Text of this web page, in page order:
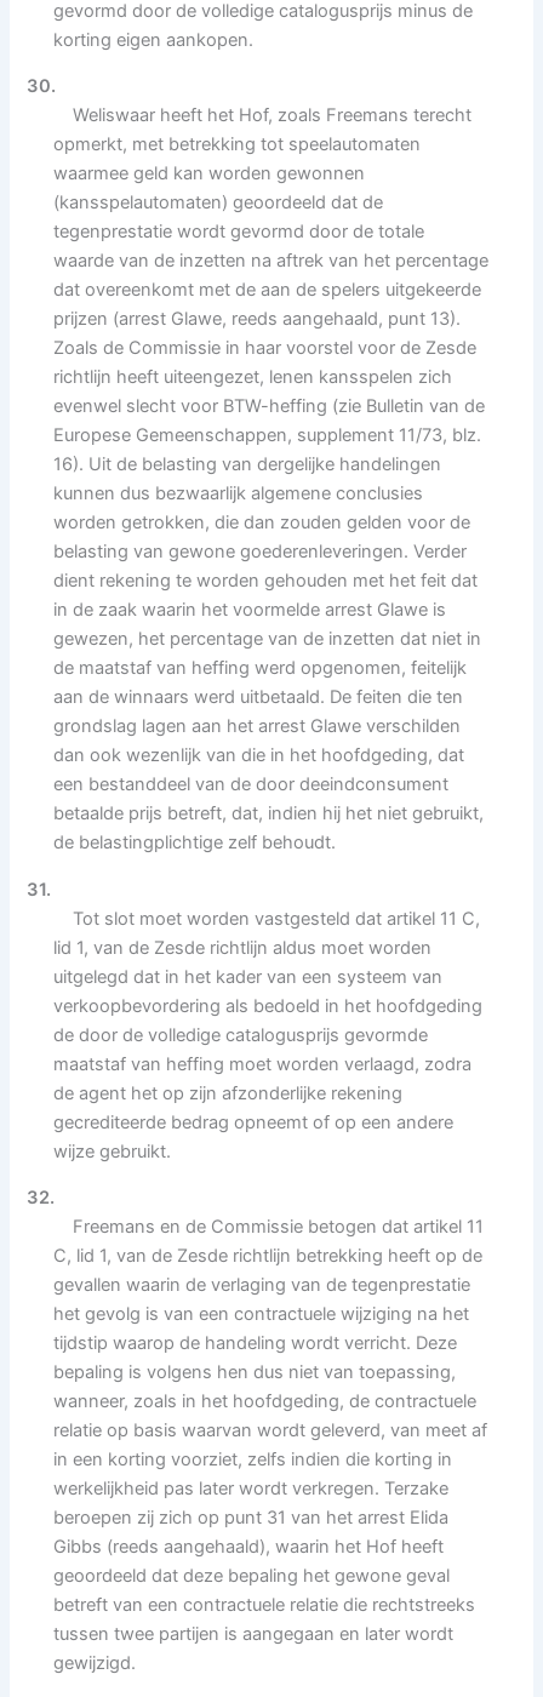
gevormd door de volledige catalogusprijs minus de
korting eigen aankopen.
30.
Weliswaar heeft het Hof, zoals Freemans terecht
opmerkt, met betrekking tot speelautomaten
waarmee geld kan worden gewonnen
(kansspelautomaten) geoordeeld dat de
tegenprestatie wordt gevormd door de totale
waarde van de inzetten na aftrek van het percentage
dat overeenkomt met de aan de spelers uitgekeerde
prijzen (arrest Glawe, reeds aangehaald, punt 13).
Zoals de Commissie in haar voorstel voor de Zesde
richtlijn heeft uiteengezet, lenen kansspelen zich
evenwel slecht voor BTW-heffing (zie Bulletin van de
Europese Gemeenschappen, supplement 11/73, blz.
16). Uit de belasting van dergelijke handelingen
kunnen dus bezwaarlijk algemene conclusies
worden getrokken, die dan zouden gelden voor de
belasting van gewone goederenleveringen. Verder
dient rekening te worden gehouden met het feit dat
in de zaak waarin het voormelde arrest Glawe is
gewezen, het percentage van de inzetten dat niet in
de maatstaf van heffing werd opgenomen, feitelijk
aan de winnaars werd uitbetaald. De feiten die ten
grondslag lagen aan het arrest Glawe verschilden
dan ook wezenlijk van die in het hoofdgeding, dat
een bestanddeel van de door deeindconsument
betaalde prijs betreft, dat, indien hij het niet gebruikt,
de belastingplichtige zelf behoudt.
31.
Tot slot moet worden vastgesteld dat artikel 11 C,
lid 1, van de Zesde richtlijn aldus moet worden
uitgelegd dat in het kader van een systeem van
verkoopbevordering als bedoeld in het hoofdgeding
de door de volledige catalogusprijs gevormde
maatstaf van heffing moet worden verlaagd, zodra
de agent het op zijn afzonderlijke rekening
gecrediteerde bedrag opneemt of op een andere
wijze gebruikt.
32.
Freemans en de Commissie betogen dat artikel 11
C, lid 1, van de Zesde richtlijn betrekking heeft op de
gevallen waarin de verlaging van de tegenprestatie
het gevolg is van een contractuele wijziging na het
tijdstip waarop de handeling wordt verricht. Deze
bepaling is volgens hen dus niet van toepassing,
wanneer, zoals in het hoofdgeding, de contractuele
relatie op basis waarvan wordt geleverd, van meet af
in een korting voorziet, zelfs indien die korting in
werkelijkheid pas later wordt verkregen. Terzake
beroepen zij zich op punt 31 van het arrest Elida
Gibbs (reeds aangehaald), waarin het Hof heeft
geoordeeld dat deze bepaling het gewone geval
betreft van een contractuele relatie die rechtstreeks
tussen twee partijen is aangegaan en later wordt
gewijzigd.